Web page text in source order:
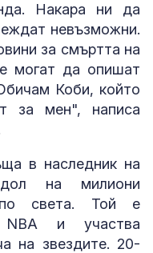
Накара ни да
невъзможни.
за смъртта на
могат да опишат
Коби, който
за мен", написа
в наследник на
на милиони
по света. Той е
и участва
на звездите. 20-